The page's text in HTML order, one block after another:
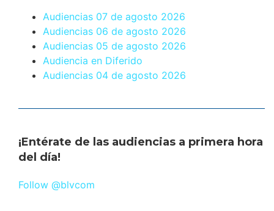
Audiencias 07 de agosto 2026
Audiencias 06 de agosto 2026
Audiencias 05 de agosto 2026
Audiencia en Diferido
Audiencias 04 de agosto 2026
¡Entérate de las audiencias a primera hora
del día!
Follow @blvcom